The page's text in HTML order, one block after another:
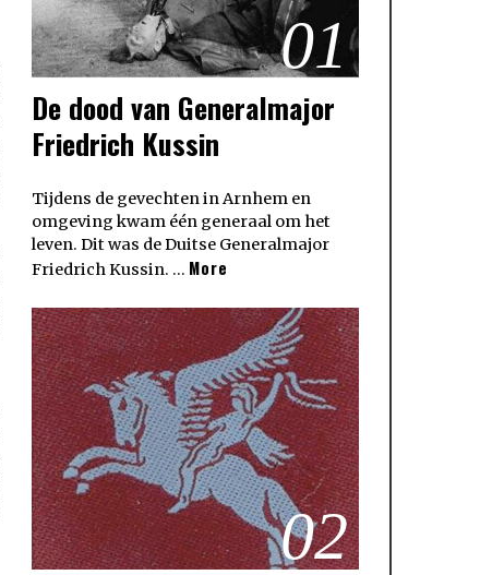
01
De dood van Generalmajor
Friedrich Kussin
Tijdens de gevechten in Arnhem en
omgeving kwam één generaal om het
leven. Dit was de Duitse Generalmajor
Friedrich Kussin. … More
02